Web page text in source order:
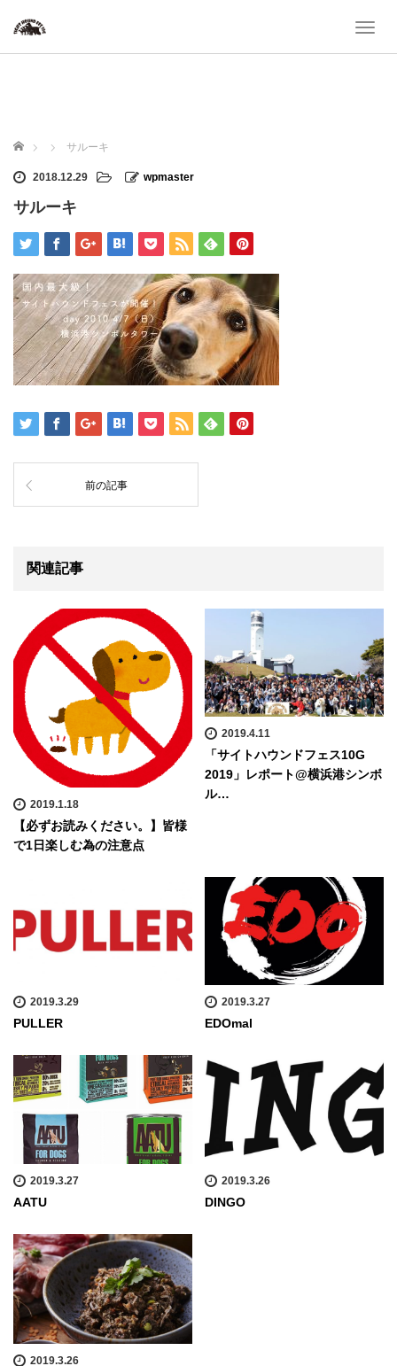
T
ホーム サルーキ
2018.12.29 wpmaster
サルーキ
前の記事
関連記事
2019.1.18
【必ずお読みください。】皆様
で1日楽しむ為の注意点
2019.4.11
「サイトハウンドフェス10G
2019」レポート@横浜港シンボ
ル…
2019.3.29
PULLER
2019.3.27
EDOmal
2019.3.27
AATU
2019.3.26
DINGO
2019.3.26